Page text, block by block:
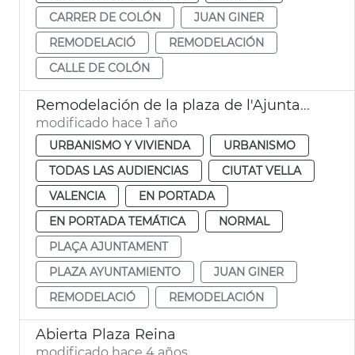
CARRER DE COLÓN
JUAN GINER
REMODELACIÓ
REMODELACIÓN
CALLE DE COLÓN
Remodelación de la plaza de l'Ajuntament de València
modificado hace 1 año
URBANISMO Y VIVIENDA
URBANISMO
TODAS LAS AUDIENCIAS
CIUTAT VELLA
VALENCIA
EN PORTADA
EN PORTADA TEMÁTICA
NORMAL
PLAÇA AJUNTAMENT
PLAZA AYUNTAMIENTO
JUAN GINER
REMODELACIÓ
REMODELACIÓN
Abierta Plaza Reina
modificado hace 4 años